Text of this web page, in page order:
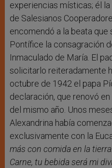
experiencias místicas; él
de Salesianos
encomendó a la beata que
Pontífice la consagración
Inmaculado de María. El
solicitarlo reiteradamente
octubre de 1942 el papa
declaración, que renovó
del mismo año. Unos
Alexandrina había
exclusivamente con la
más con comida en la
Carne, tu bebida será mi